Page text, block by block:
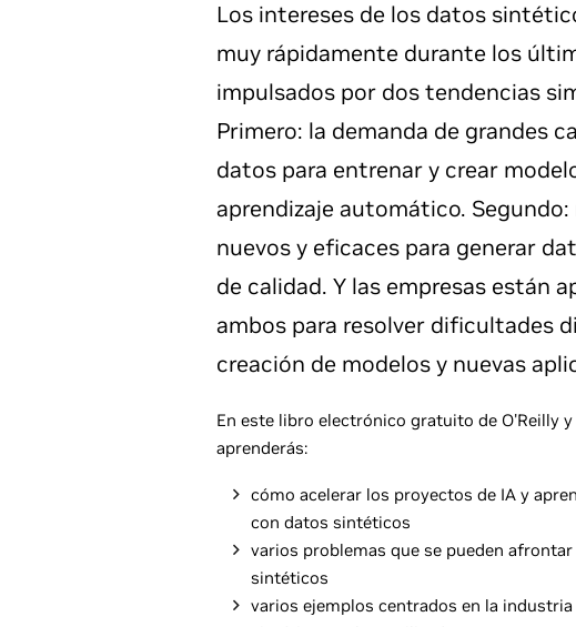
Los intereses de los datos
muy rápidamente durante los
impulsados por dos tendencias
Primero: la demanda de grandes
datos para entrenar y crear
aprendizaje automático.
nuevos y eficaces para generar
de calidad. Y las empresas están
ambos para resolver dificultades
creación de modelos y nuevas
En este libro electrónico gratuito de O'Reilly y
aprenderás:
cómo acelerar los proyectos de IA y
con datos sintéticos
varios problemas que se pueden
sintéticos
varios ejemplos centrados en la